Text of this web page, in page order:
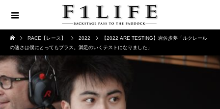
RACE【レース】 2022
【2022 ARE TESTING】岩佐歩夢「ルクレール
の速さは僕にとってもプラス。満足のいくテストになりました」